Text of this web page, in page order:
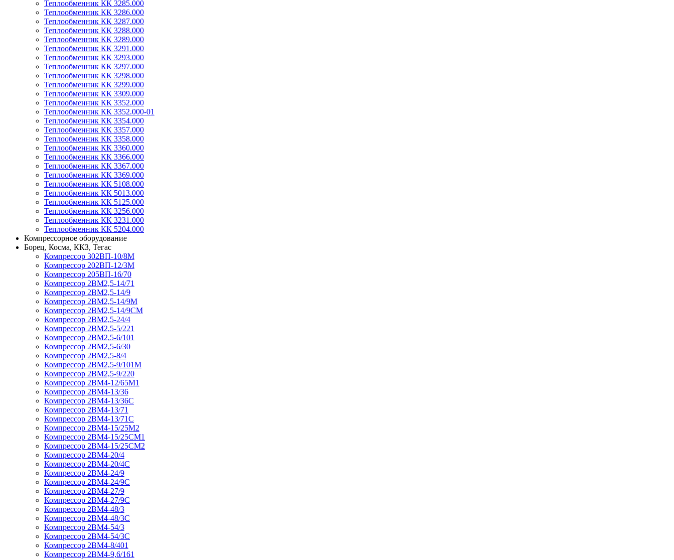
Теплообменник КК 3285.000
Теплообменник КК 3286.000
Теплообменник КК 3287.000
Теплообменник КК 3288.000
Теплообменник КК 3289.000
Теплообменник КК 3291.000
Теплообменник КК 3293.000
Теплообменник КК 3297.000
Теплообменник КК 3298.000
Теплообменник КК 3299.000
Теплообменник КК 3309.000
Теплообменник КК 3352.000
Теплообменник КК 3352.000-01
Теплообменник КК 3354.000
Теплообменник КК 3357.000
Теплообменник КК 3358.000
Теплообменник КК 3360.000
Теплообменник КК 3366.000
Теплообменник КК 3367.000
Теплообменник КК 3369.000
Теплообменник КК 5108.000
Теплообменник КК 5013.000
Теплообменник КК 5125.000
Теплообменник КК 3256.000
Теплообменник КК 3231.000
Теплообменник КК 5204.000
Компрессорное оборудование
Борец, Косма, ККЗ, Тегас
Компрессор 302ВП-10/8М
Компрессор 202ВП-12/3М
Компрессор 205ВП-16/70
Компрессор 2ВМ2,5-14/71
Компрессор 2ВМ2,5-14/9
Компрессор 2ВМ2,5-14/9М
Компрессор 2ВМ2,5-14/9СМ
Компрессор 2ВМ2,5-24/4
Компрессор 2ВМ2,5-5/221
Компрессор 2ВМ2,5-6/101
Компрессор 2ВМ2,5-6/30
Компрессор 2ВМ2,5-8/4
Компрессор 2ВМ2,5-9/101М
Компрессор 2ВМ2,5-9/220
Компрессор 2ВМ4-12/65М1
Компрессор 2ВМ4-13/36
Компрессор 2ВМ4-13/36С
Компрессор 2ВМ4-13/71
Компрессор 2ВМ4-13/71С
Компрессор 2ВМ4-15/25М2
Компрессор 2ВМ4-15/25СМ1
Компрессор 2ВМ4-15/25СМ2
Компрессор 2ВМ4-20/4
Компрессор 2ВМ4-20/4С
Компрессор 2ВМ4-24/9
Компрессор 2ВМ4-24/9С
Компрессор 2ВМ4-27/9
Компрессор 2ВМ4-27/9С
Компрессор 2ВМ4-48/3
Компрессор 2ВМ4-48/3С
Компрессор 2ВМ4-54/3
Компрессор 2ВМ4-54/3С
Компрессор 2ВМ4-8/401
Компрессор 2ВМ4-9,6/161